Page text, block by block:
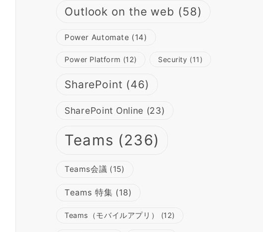
Outlook on the web (58)
Power Automate (14)
Power Platform (12) Security (11)
SharePoint (46)
SharePoint Online (23)
Teams (236)
Teams会議 (15)
Teams 特集 (18)
Teams（モバイルアプリ） (12)